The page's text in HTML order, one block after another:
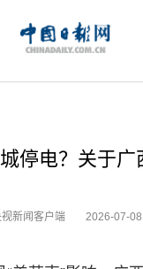
停电？关于广
新闻客户端 2026-07-